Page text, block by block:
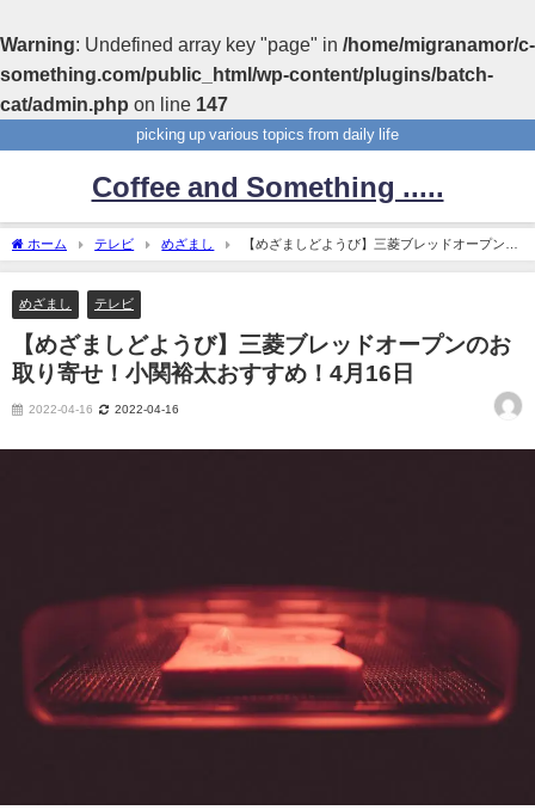
Warning: Undefined array key "page" in /home/migranamor/c-
something.com/public_html/wp-content/plugins/batch-
cat/admin.php on line 147
picking up various topics from daily life
Coffee and Something .....
ホーム テレビ めざまし
【めざましどようび】三菱ブレッドオープンの
お取り寄せ！小関裕太おすすめ！4月16日
めざまし テレビ
【めざましどようび】三菱ブレッドオープンのお
取り寄せ！小関裕太おすすめ！4月16日
2022-04-16 2022-04-16